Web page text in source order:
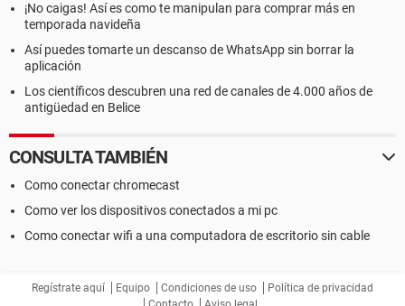
¡No caigas! Así es como te manipulan para comprar más en
temporada navideña
Así puedes tomarte un descanso de WhatsApp sin borrar la
aplicación
Los científicos descubren una red de canales de 4.000 años de
antigüedad en Belice
CONSULTA TAMBIÉN
Como conectar chromecast
Como ver los dispositivos conectados a mi pc
Como conectar wifi a una computadora de escritorio sin cable
Regístrate aquí Equipo Condiciones de uso
Política de privacidad